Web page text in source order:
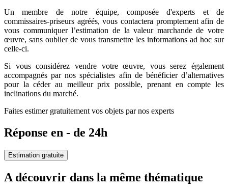
Un membre de notre équipe, composée d'experts et de
commissaires-priseurs agréés, vous contactera promptement afin de
vous communiquer l’estimation de la valeur marchande de votre
œuvre, sans oublier de vous transmettre les informations ad hoc sur
celle-ci.
Si vous considérez vendre votre œuvre, vous serez également
accompagnés par nos spécialistes afin de bénéficier d’alternatives
pour la céder au meilleur prix possible, prenant en compte les
inclinations du marché.
Faites estimer gratuitement vos objets par nos experts
Réponse en - de 24h
Estimation gratuite
A découvrir dans la même thématique